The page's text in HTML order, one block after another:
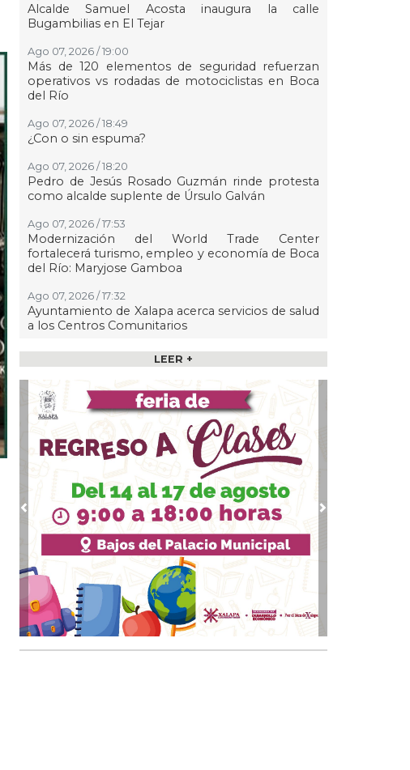
Alcalde Samuel Acosta inaugura la calle
Bugambilias en El Tejar
Ago 07, 2026 / 19:00
Más de 120 elementos de seguridad refuerzan
operativos vs rodadas de motociclistas en Boca
del Río
Ago 07, 2026 / 18:49
¿Con o sin espuma?
Ago 07, 2026 / 18:20
Pedro de Jesús Rosado Guzmán rinde protesta
como alcalde suplente de Úrsulo Galván
Ago 07, 2026 / 17:53
Modernización del World Trade Center
fortalecerá turismo, empleo y economía de Boca
del Río: Maryjose Gamboa
Ago 07, 2026 / 17:32
Ayuntamiento de Xalapa acerca servicios de salud
a los Centros Comunitarios
Ago 07, 2026 / 17:15
Ayuntamiento e ICATVER fortalecen capacitación
laboral en beneficio de las y los sanandrescanos
Ago 07, 2026 / 14:56
Quincena, no me abandones.... 😝😜🤣
Ago 07, 2026 / 14:47
Generar empleo y bienestar, prioridad para el
Gobierno de San Andrés Tuxtla: Rafa Fararoni
Ago 07, 2026 / 14:39
Hallan con vida a pescador desaparecido desde el
23 de julio en Uxpanapa
Ago 07, 2026 / 14:22
Resalta Pedro Miguel pensamiento de Diego
Ruzzarín y agradece respaldo de Rocío Nahle al
Festival del Mar
Impulsa Ayuntamiento de Veracruz cultura de la
LEER +
Previous Next